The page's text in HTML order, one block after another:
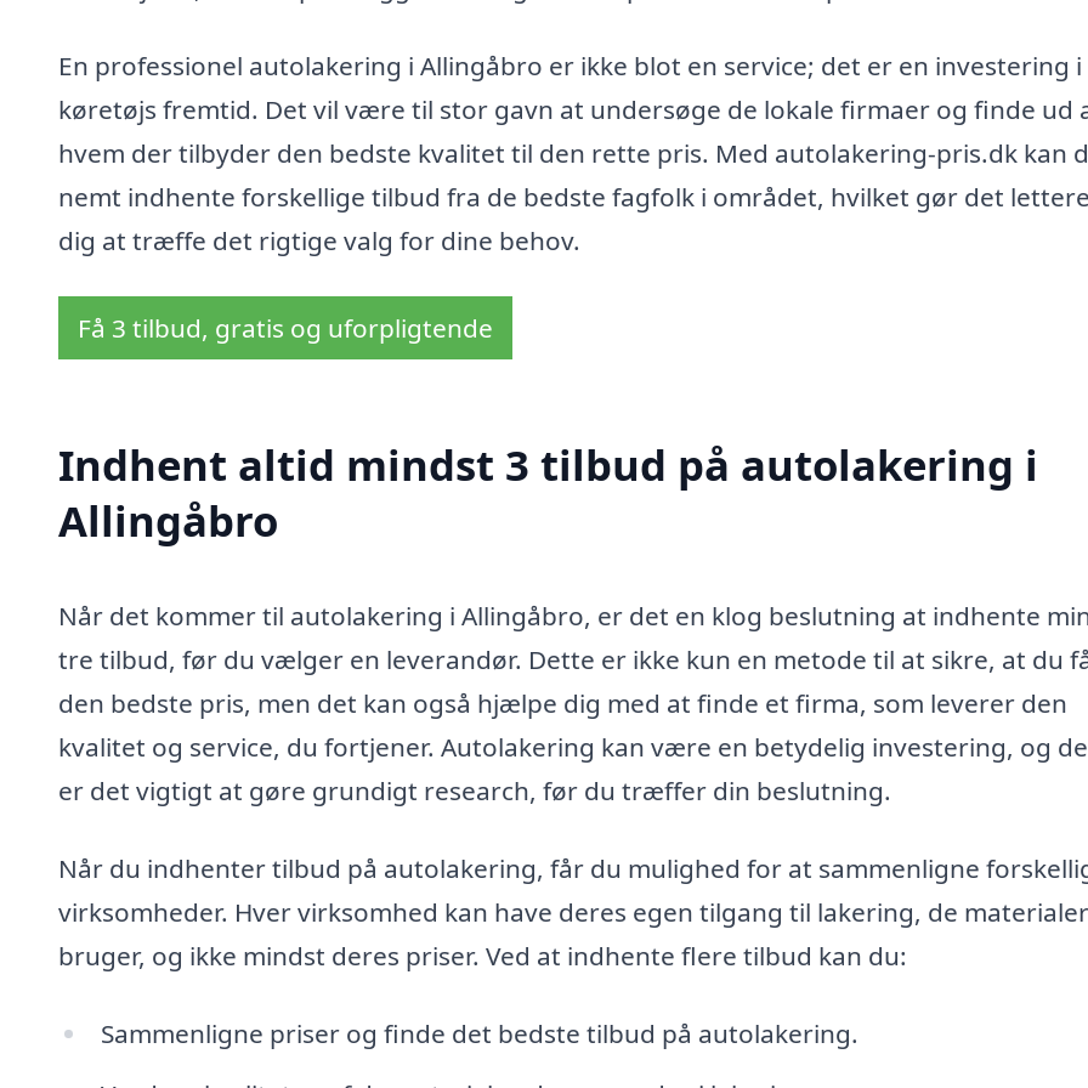
En professionel autolakering i Allingåbro er ikke blot en service; det er en investering
køretøjs fremtid. Det vil være til stor gavn at undersøge de lokale firmaer og finde ud
hvem der tilbyder den bedste kvalitet til den rette pris. Med autolakering-pris.dk kan
nemt indhente forskellige tilbud fra de bedste fagfolk i området, hvilket gør det
dig at træffe det rigtige valg for dine behov.
Få 3 tilbud, gratis og uforpligtende
Indhent altid mindst 3 tilbud på autolakering i
Allingåbro
Når det kommer til autolakering i Allingåbro, er det en klog beslutning at indhente
tre tilbud, før du vælger en leverandør. Dette er ikke kun en metode til at sikre, at du
den bedste pris, men det kan også hjælpe dig med at finde et firma, som leverer den
kvalitet og service, du fortjener. Autolakering kan være en betydelig investering, og
er det vigtigt at gøre grundigt research, før du træffer din beslutning.
Når du indhenter tilbud på autolakering, får du mulighed for at sammenligne
virksomheder. Hver virksomhed kan have deres egen tilgang til lakering, de
bruger, og ikke mindst deres priser. Ved at indhente flere tilbud kan du:
Sammenligne priser og finde det bedste tilbud på autolakering.